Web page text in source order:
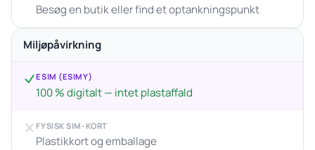
Besøg en butik eller find et optankningspunkt
Miljøpåvirkning
ESIM (ESIMY)
100 % digitalt — intet plastaffald
FYSISK SIM-KORT
Plastikkort og emballage